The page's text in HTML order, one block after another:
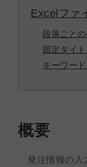
Excelファ
段落ごと
固定タイ
キーワー
概要
発注情報の入